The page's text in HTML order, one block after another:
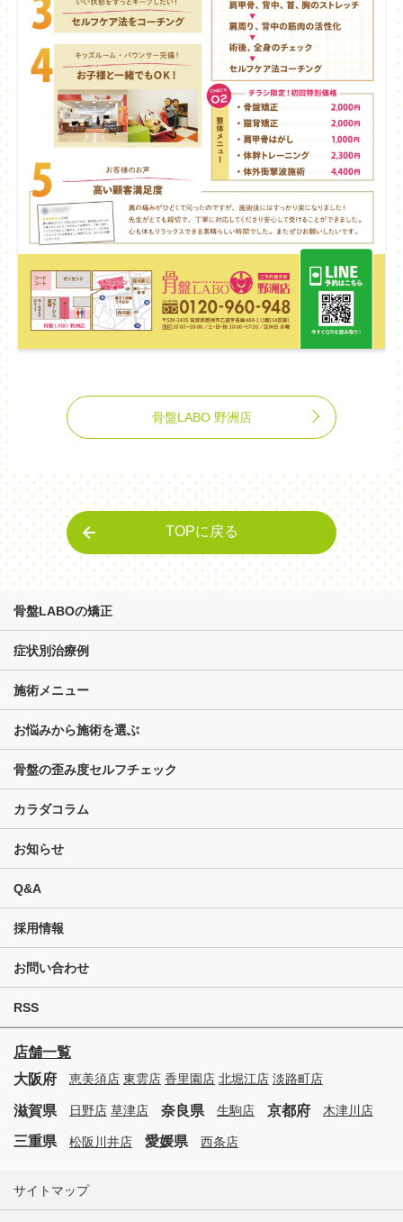
骨盤LABO 野洲店
TOPに戻る
骨盤LABOの矯正
症状別治療例
施術メニュー
お悩みから施術を選ぶ
骨盤の歪み度セルフチェック
カラダコラム
お知らせ
Q&A
採用情報
お問い合わせ
RSS
店舗一覧
大阪府
恵美須店 東雲店 香里園店 北堀江店 淡路町店
滋賀県 日野店 草津店 奈良県 生駒店 京都府 木津川店
三重県 松阪川井店 愛媛県 西条店
サイトマップ